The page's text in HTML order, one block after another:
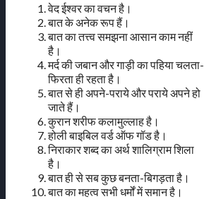
वेद ईश्वर का वचन है।
बात के अनेक रूप हैं।
बात का तत्त्व समझना आसान काम नहीं
है।
मर्द की जबान और गाड़ी का पहिया चलता-
फिरता ही रहता है।
बात से ही अपने-पराये और पराये अपने हो
जाते हैं।
कुरान शरीफ कलामुल्लाह है।
होली बाइबिल वर्ड ऑफ गॉड है।
निराकार शब्द का अर्थ शालिग्राम शिला
है।
बात ही से सब कुछ बनता-बिगड़ता है।
बात का महत्व सभी धर्मों में समान है।